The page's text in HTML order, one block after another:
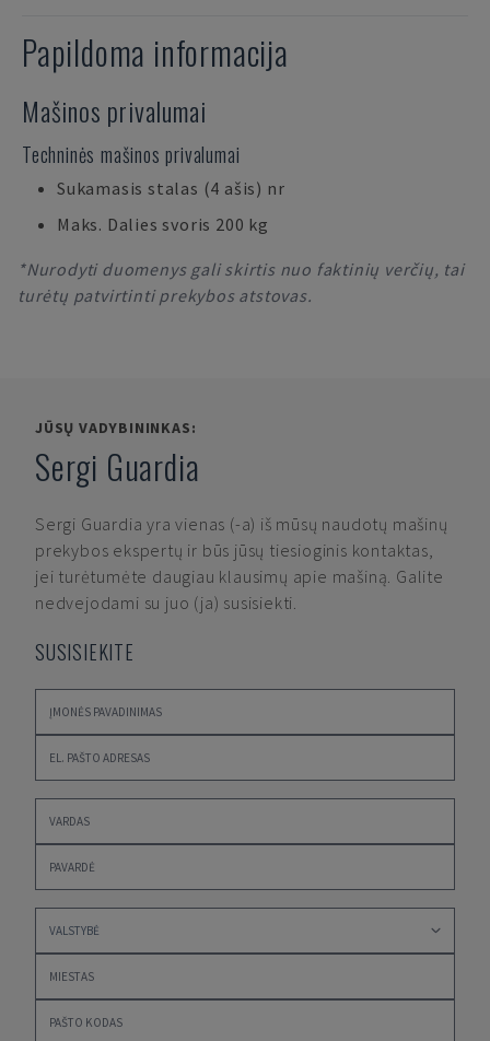
Papildoma informacija
Mašinos privalumai
Techninės mašinos privalumai
Sukamasis stalas (4 ašis) nr
Maks. Dalies svoris 200 kg
*Nurodyti duomenys gali skirtis nuo faktinių verčių, tai
turėtų patvirtinti prekybos atstovas.
JŪSŲ VADYBININKAS:
Sergi Guardia
Sergi Guardia yra vienas (-a) iš mūsų naudotų mašinų
prekybos ekspertų ir būs jūsų tiesioginis kontaktas,
jei turėtumėte daugiau klausimų apie mašiną. Galite
nedvejodami su juo (ja) susisiekti.
SUSISIEKITE